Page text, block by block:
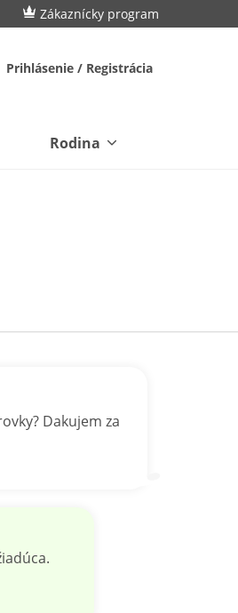
Zákaznícky program
Prihlásenie / Registrácia
Rodina
Dakujem za